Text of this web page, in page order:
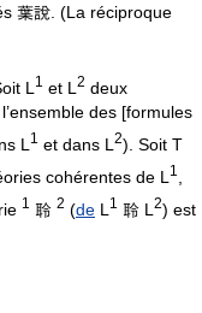
葉說. (La réciproque
L 1 et L 2 deux
des [formules
L 1 et dans L 2). Soit T
cohérentes de L 1
1 聆 2 (de L 1 聆 L 2) est